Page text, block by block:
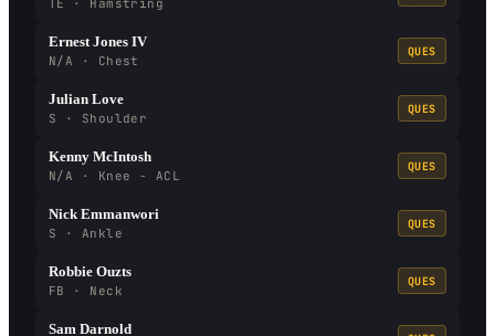
TE · Hamstring
Ernest Jones IV
N/A · Chest
QUES
Julian Love
S · Shoulder
QUES
Kenny McIntosh
N/A · Knee - ACL
QUES
Nick Emmanwori
S · Ankle
QUES
Robbie Ouzts
FB · Neck
QUES
Sam Darnold